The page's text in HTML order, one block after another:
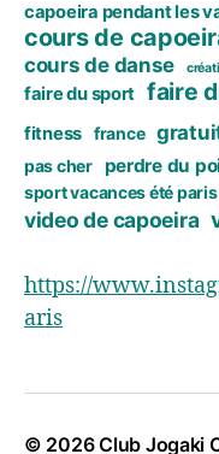
capoeira pendant les
cours de
cours de danse
faire du sport faire
fitness france
pas cher perdre du
sport vacances été paris
video de capoeira
https://
aris
© 2026Club Jogaki